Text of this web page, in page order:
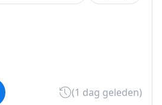
(1 dag geleden)